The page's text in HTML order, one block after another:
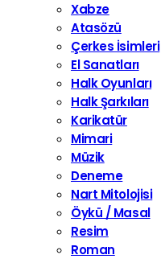
Xabze
Atasözü
Çerkes İsimleri
El Sanatları
Halk Oyunları
Halk Şarkıları
Karikatür
Mimari
Müzik
Deneme
Nart Mitolojisi
Öykü / Masal
Resim
Roman